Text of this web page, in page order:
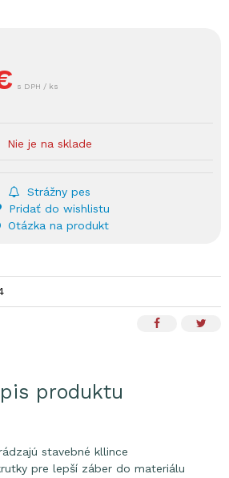
s DPH / ks
Nie je na sklade
Strážny pes
Pridať do wishlistu
Otázka na produkt
produktu
stavebné kllince
pre lepší záber do materiálu